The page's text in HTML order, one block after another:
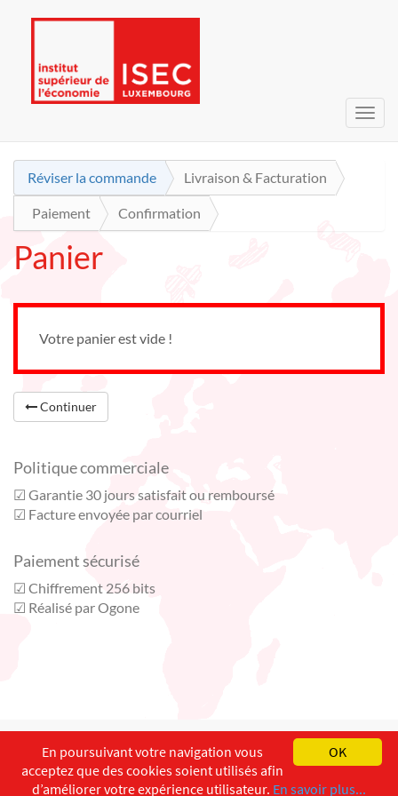
Réviser la commande
Livraison & Facturation
Paiement Confirmation
Panier
Votre panier est vide !
Continuer
Politique commerciale
☑ Garantie 30 jours satisfait ou remboursé
☑ Facture envoyée par courriel
Paiement sécurisé
☑ Chiffrement 256 bits
☑ Réalisé par Ogone
English Français
Copyright ©ISEC-AdW Aspects légaux
OK
En poursuivant votre navigation vous
acceptez que des cookies soient utilisés afin
d’améliorer votre expérience utilisateur. En savoir plus...